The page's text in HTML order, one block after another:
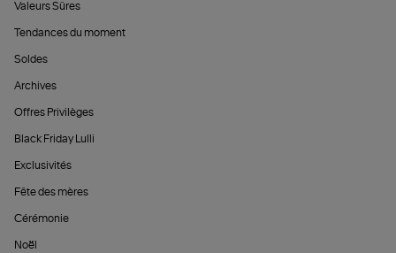
Valeurs Sûres
Tendances du moment
Soldes
Archives
Offres Privilèges
Black Friday Lulli
Exclusivités
Fête des mères
Cérémonie
Noël